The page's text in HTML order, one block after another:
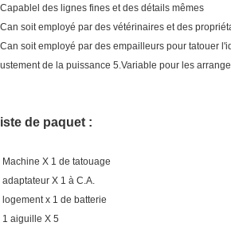
des lignes fines et des détails mêmes
soit employé par des vétérinaires et des
soit employé par des empailleurs pour tatouer
de la puissance 5.Variable pour les
de paquet :
Machine X 1 de tatouage
adaptateur X 1 à C.A.
logement x 1 de batterie
1 aiguille X 5